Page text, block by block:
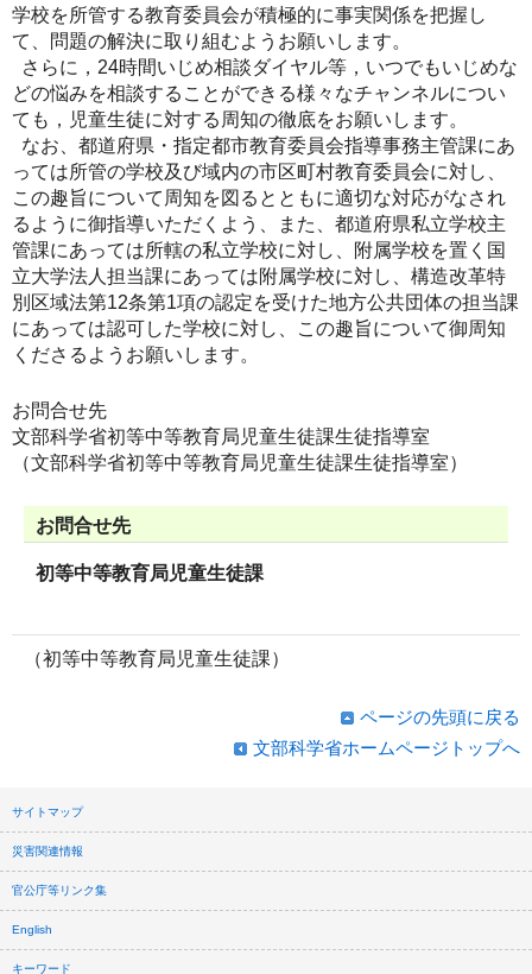
学校を所管する教育委員会が積極的に事実関係を把握し
て、問題の解決に取り組むようお願いします。
さらに，24時間いじめ相談ダイヤル等，いつでもいじめな
どの悩みを相談することができる様々なチャンネルについ
ても，児童生徒に対する周知の徹底をお願いします。
なお、都道府県・指定都市教育委員会指導事務主管課にあ
っては所管の学校及び域内の市区町村教育委員会に対し、
この趣旨について周知を図るとともに適切な対応がなされ
るように御指導いただくよう、また、都道府県私立学校主
管課にあっては所轄の私立学校に対し、附属学校を置く国
立大学法人担当課にあっては附属学校に対し、構造改革特
別区域法第12条第1項の認定を受けた地方公共団体の担当課
にあっては認可した学校に対し、この趣旨について御周知
くださるようお願いします。
お問合せ先
文部科学省初等中等教育局児童生徒課生徒指導室
（文部科学省初等中等教育局児童生徒課生徒指導室）
お問合せ先
初等中等教育局児童生徒課
（初等中等教育局児童生徒課）
ページの先頭に戻る
文部科学省ホームページトップへ
サイトマップ
災害関連情報
官公庁等リンク集
English
キーワード